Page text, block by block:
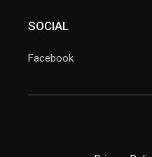
SOCIAL
Facebook